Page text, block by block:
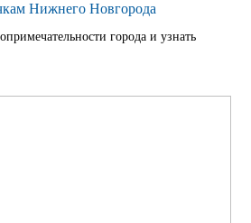
Нижнего Новгорода
города и узнать